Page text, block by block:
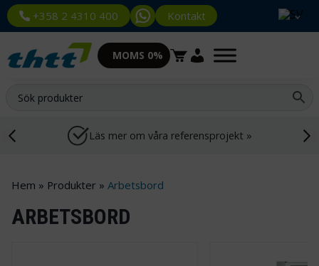
+358 2 4310 400 Kontakt
MOMS 0%
Läs mer om våra referensprojekt »
Hem » Produkter » Arbetsbord
ARBETSBORD